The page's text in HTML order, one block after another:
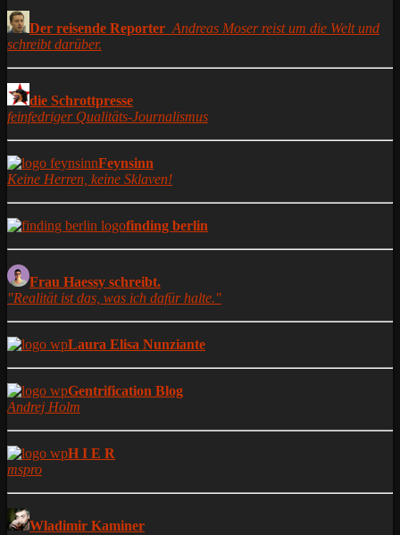
Der reisende Reporter Andreas Moser reist um die Welt und
schreibt darüber.
die Schrottpresse
feinfedriger Qualitäts-Journalismus
Feynsinn
Keine Herren, keine Sklaven!
finding berlin
Frau Haessy schreibt.
"Realität ist das, was ich dafür halte."
Laura Elisa Nunziante
Gentrification Blog
Andrej Holm
H I E R
mspro
Wladimir Kaminer